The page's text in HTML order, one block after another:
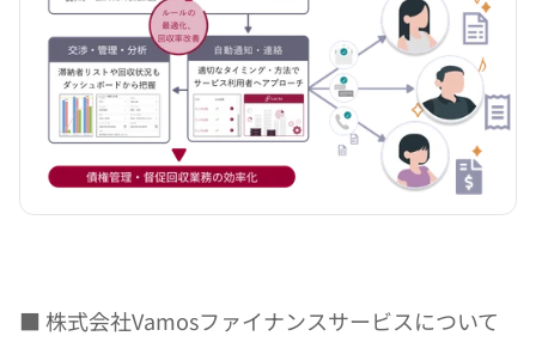
■ 株式会社Vamosファイナンスサービスについて